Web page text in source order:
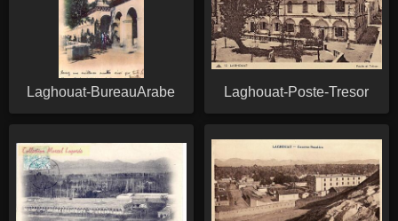
Laghouat-BureauArabe Laghouat-Poste-Tresor